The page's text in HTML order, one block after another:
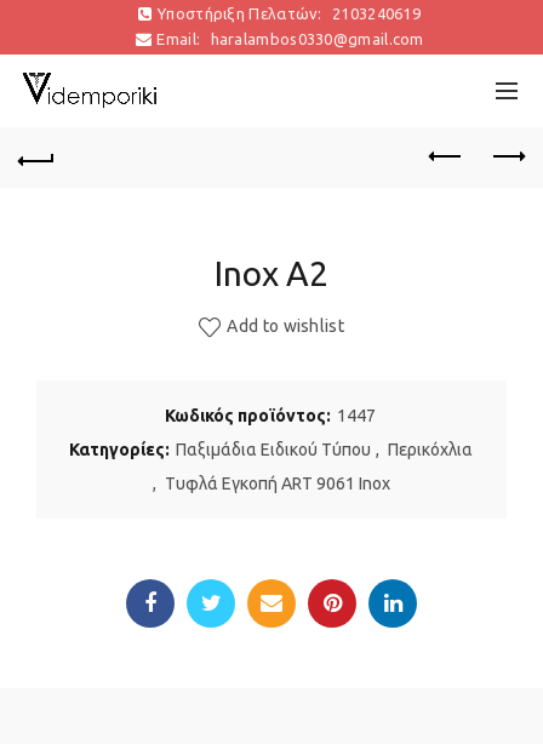
Υποστήριξη Πελατών:
2103240619
Email:
haralambos0330@gmail.com
Inox A2
Add to wishlist
Κωδικός προϊόντος: 1447
Κατηγορίες: Παξιμάδια Ειδικού Τύπου , Περικόχλια
, Τυφλά Εγκοπή ART 9061 Inox